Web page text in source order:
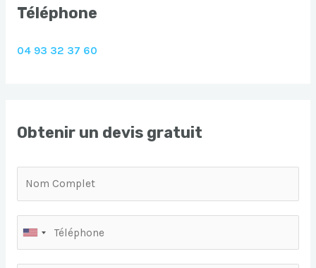
Téléphone
04 93 32 37 60
Obtenir un devis gratuit